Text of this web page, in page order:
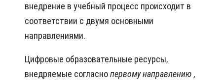
внедрение в учебный процесс происходит в
соответствии с двумя основными
направлениями.
Цифровые образовательные ресурсы,
внедряемые согласнопервому направлению ,